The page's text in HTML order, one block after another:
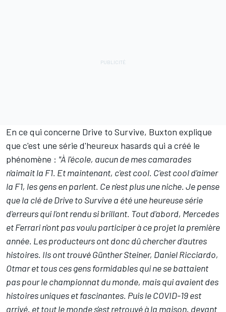
En ce qui concerne Drive to Survive, Buxton explique
que c'est une série d'heureux hasards qui a créé le
phénomène : "À l'école, aucun de mes camarades
n'aimait la F1. Et maintenant, c'est cool. C'est cool d'aimer
la F1, les gens en parlent. Ce n'est plus une niche. Je pense
que la clé de Drive to Survive a été une heureuse série
d'erreurs qui l'ont rendu si brillant. Tout d'abord, Mercedes
etFerrarin'ont pas voulu participer à ce projet la première
année. Les producteurs ont donc dû chercher d'autres
histoires. Ils ont trouvé Günther Steiner, Daniel Ricciardo,
Otmar et tous ces gens formidables qui ne se battaient
pas pour le championnat du monde, mais qui avaient des
histoires uniques et fascinantes. Puis le COVID-19 est
arrivé, et tout le monde s'est retrouvé à la maison, devant